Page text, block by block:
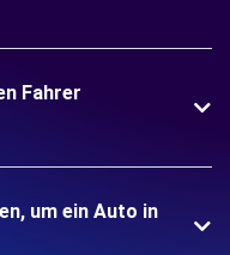
Fahrer
um ein Auto in